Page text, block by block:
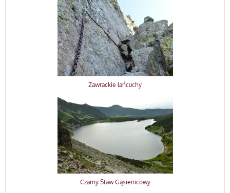
Zawrackie łańcuchy
Czarny Staw Gąsienicowy